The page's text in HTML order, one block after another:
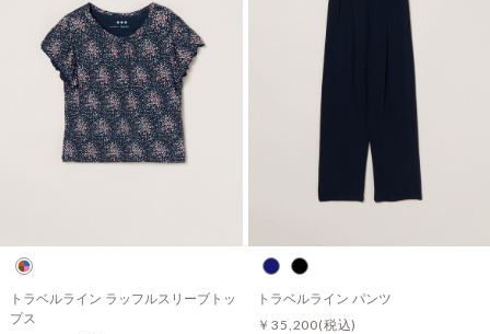
トラベルライン ラッフルスリーブトッ
プス
トラベルライン パンツ
￥35,200(税込)